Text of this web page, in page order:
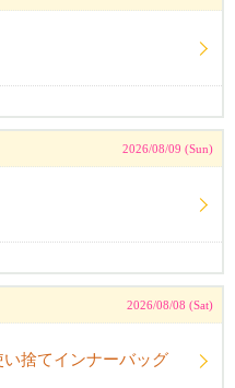
2026/08/09 (Sun)
2026/08/08 (Sat)
捨てインナーバッグ